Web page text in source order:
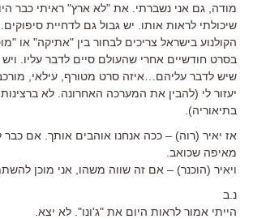
מודה, גם אני נשברתי. את "לא ארץ" ראיתי כבר
שיכולתי לראות אותו. יש גבול גם לדחיית
הקולנוע בישראל צריכים לבחור בין "אתיקה" או
בסרט חודשיים אחרי שהעולם סיים לדבר עליו.
שיש לדבר עליהם…איזה סרט מטורף, עילאי,
יעזור לי (להבין את המערכה האחרונה. לא
בתיאוריה).
אז יאיר (רוה) – ככה אנחנו אוהבים אותך. אם כבר
מאיפה שכואב.
ויאיר (הוכנר) – אם זה שווה משהו, אני מוכן
נ.ב
הייתי אמור לראות היום את "ג'ונו". לא יצא.